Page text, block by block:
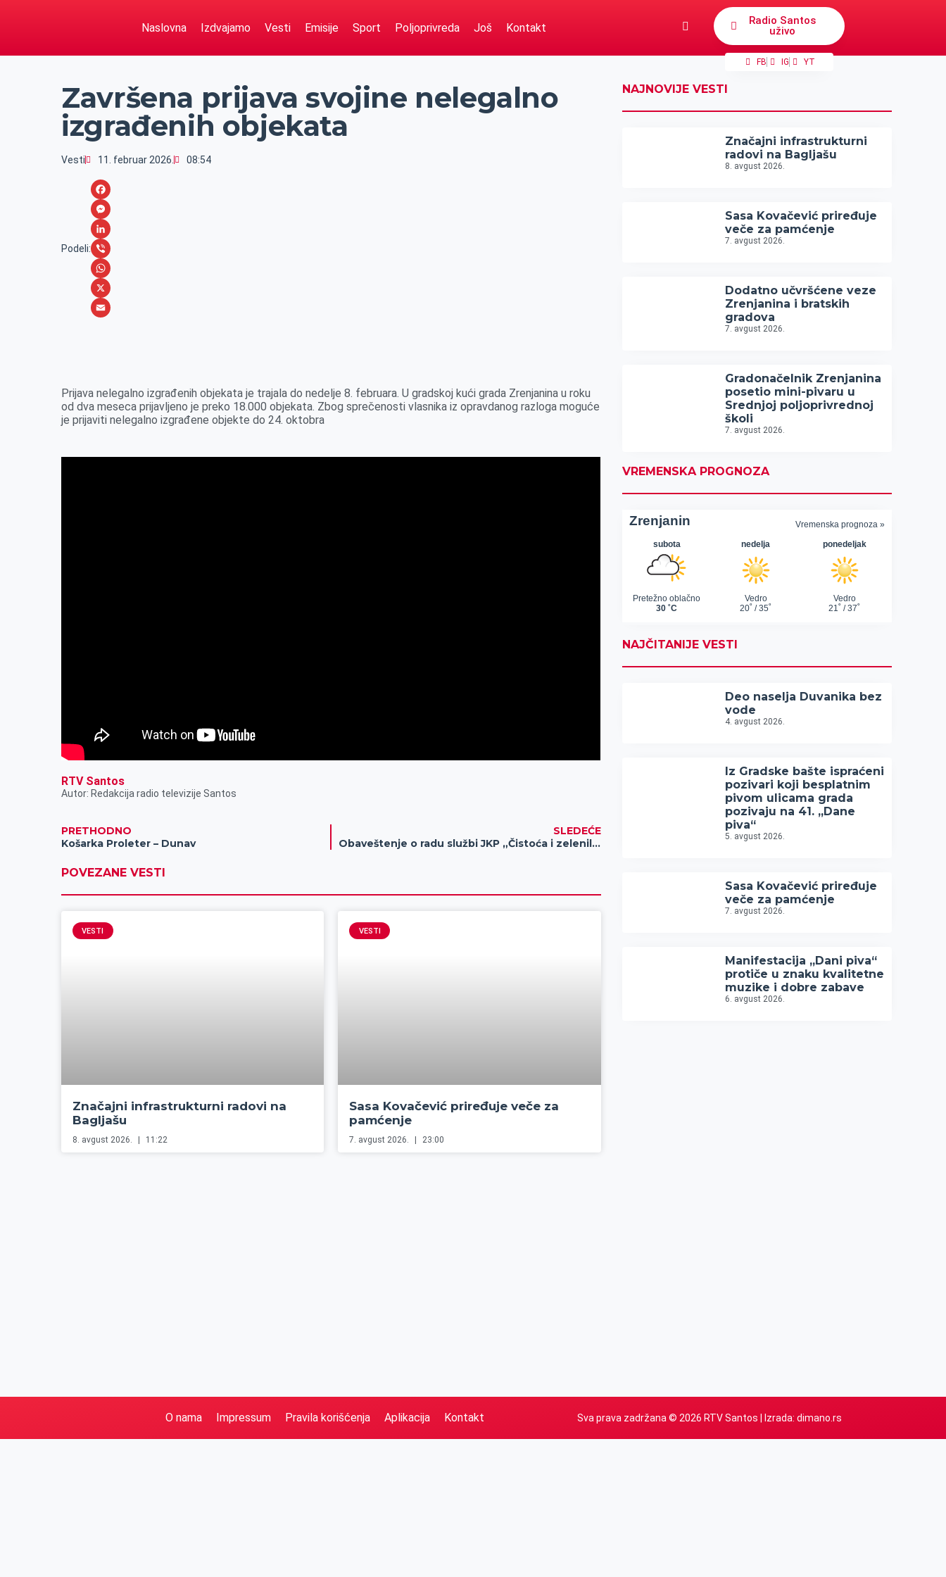
Naslovna Izdvajamo Vesti Emisije Sport Poljoprivreda Još Kontakt
Radio Santos
uživo
FB IG YT
Završena prijava svojine nelegalno
izgrađenih objekata
Vesti 11. februar 2026. 08:54
Podeli:
F
a
c
e
b
o
M
e
s
s
e
L
i
n
k
V
i
b
W
h
p
p
X
l
Prijava nelegalno izgrađenih objekata je trajala do nedelje 8. februara. U gradskoj kući grada Zrenjanina u roku
od dva meseca prijavljeno je preko 18.000 objekata. Zbog sprečenosti vlasnika iz opravdanog razloga moguće
je prijaviti nelegalno izgrađene objekte do 24. oktobra
RTV Santos
Autor: Redakcija radio televizije Santos
PRETHODNO
Košarka Proleter – Dunav
SLEDEĆE
Obaveštenje o radu službi JKP „Čistoća i zelenilo“ Zrenjanin za vreme praznika (Sretenje – 15, 16. i 17. februar 2026. godine)
POVEZANE VESTI
VESTI
Značajni infrastrukturni radovi na
Bagljašu
8. avgust 2026. 11:22
VESTI
Sasa Kovačević priređuje veče za
pamćenje
7. avgust 2026. 23:00
NAJNOVIJE VESTI
Značajni infrastrukturni
radovi na Bagljašu
8. avgust 2026.
Sasa Kovačević priređuje
veče za pamćenje
7. avgust 2026.
Dodatno učvršćene veze
Zrenjanina i bratskih
gradova
7. avgust 2026.
Gradonačelnik Zrenjanina
posetio mini-pivaru u
Srednjoj poljoprivrednoj
školi
7. avgust 2026.
VREMENSKA PROGNOZA
NAJČITANIJE VESTI
Deo naselja Duvanika bez
vode
4. avgust 2026.
Iz Gradske bašte ispraćeni
pozivari koji besplatnim
pivom ulicama grada
pozivaju na 41. „Dane
piva“
5. avgust 2026.
Sasa Kovačević priređuje
veče za pamćenje
7. avgust 2026.
Manifestacija „Dani piva“
protiče u znaku kvalitetne
muzike i dobre zabave
6. avgust 2026.
O nama Impressum Pravila korišćenja Aplikacija Kontakt Sva prava zadržana © 2026 RTV Santos | Izrada: dimano.rs